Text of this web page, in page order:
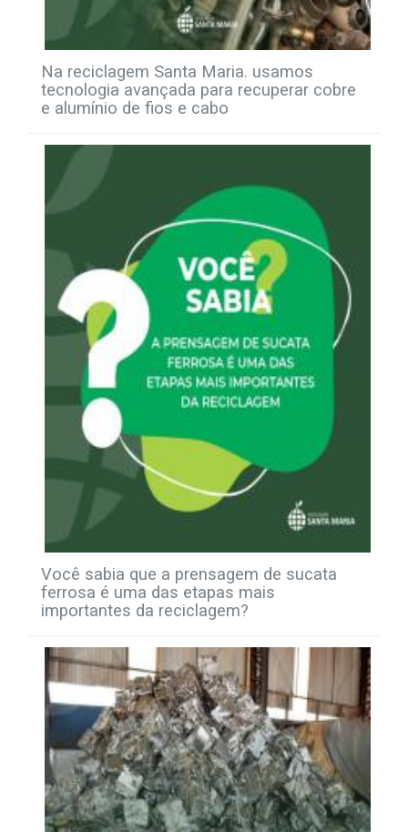
Na reciclagem Santa Maria. usamos
tecnologia avançada para recuperar cobre
e alumínio de fios e cabo
Você sabia que a prensagem de sucata
ferrosa é uma das etapas mais
importantes da reciclagem?